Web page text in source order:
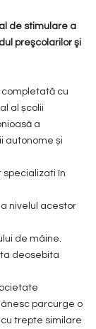
de stimulare a
preşcolarilor şi
completată cu
al școlii
a
autonome și
specializati în
nivelul acestor
de mâine.
deosebita
parcurge o
trepte similare